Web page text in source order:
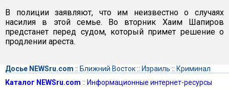
В полиции заявляют, что им неизвестно о случаях
насилия в этой семье. Во вторник Хаим Шапиров
предстанет перед судом, который примет решение о
продлении ареста.
Досье NEWSru.com :: Ближний Восток:: Израиль :: Криминал
Каталог NEWSru.com :: Информационные интернет-ресурсы